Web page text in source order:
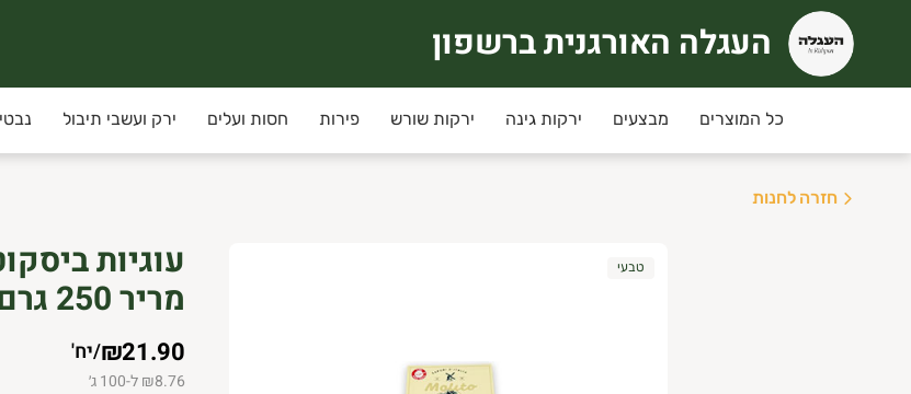
העגלה האורגנית ברשפון
העגלה האורגנית ברשפון
כל המוצרים מבצעים ירקות גינה ירקות שורש פירות חסות ועלים ירק ועשבי תיבול
חזרה לחנות
טבעי עוגיות
מריר 250 גרם Molito
₪21.90
/יח'
₪8.76 ל-100 ג׳